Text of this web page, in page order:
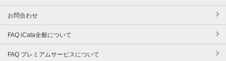
お問合わせ
FAQ iCata全般について
FAQ プレミアムサービスについて